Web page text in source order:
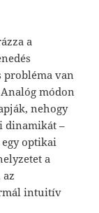
a
probléma van
módon
nehogy
dinamikát –
egy optikai
a
intuitív